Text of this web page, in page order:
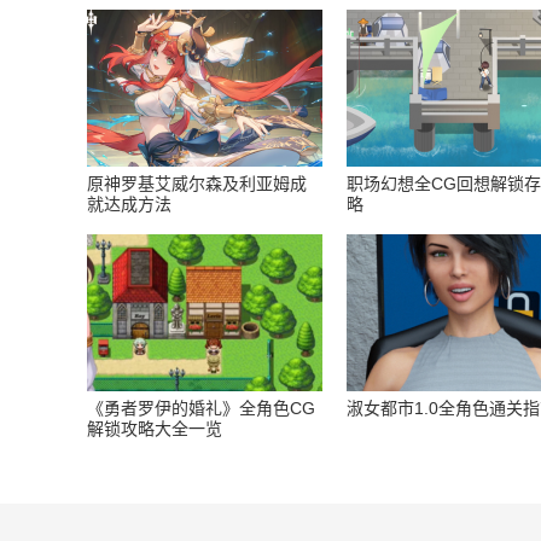
原神罗基艾威尔森及利亚姆成
就达成方法
职场幻想全CG回想解锁
略
《勇者罗伊的婚礼》全角色CG
解锁攻略大全一览
淑女都市1.0全角色通关